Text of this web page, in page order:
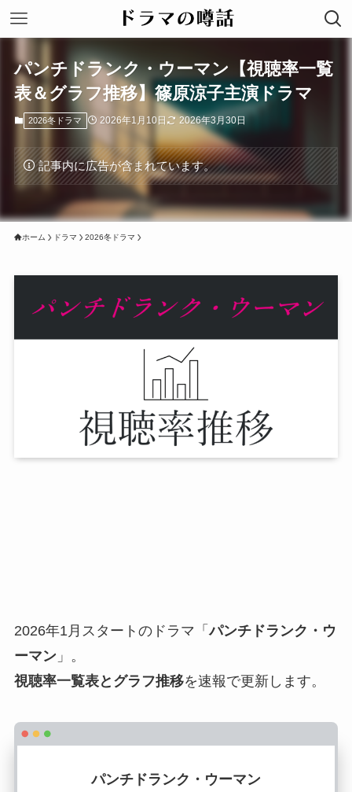
パンチドランク・ウーマン【視聴率一覧
表＆グラフ推移】篠原涼子主演ドラマ
2026冬ドラマ 2026年1月10日 2026年3月30日
記事内に広告が含まれています。
ホーム ドラマ 2026冬ドラマ
2026年1月スタートのドラマ「パンチドランク・ウ
ーマン」。
視聴率一覧表とグラフ推移を速報で更新します。
パンチドランク・ウーマン